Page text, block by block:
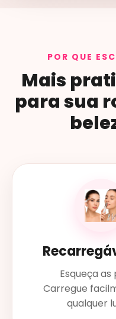
POR QUE
Mais
para sua
Esqueça as
Carregue
qualquer